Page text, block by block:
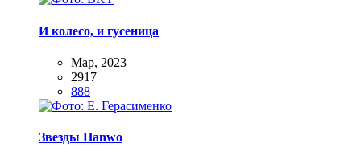
И колесо, и гусеница
Мар, 2023
2917
888
Звезды Hanwo